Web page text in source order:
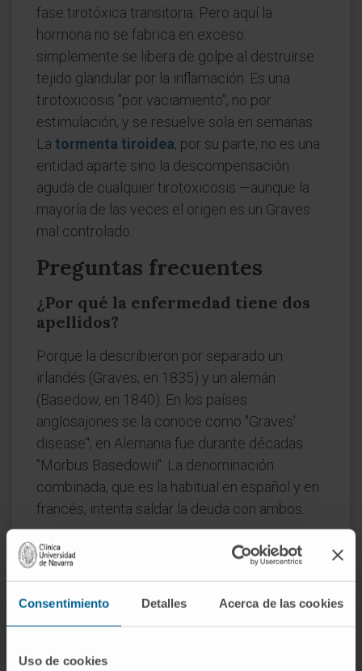
Consentimiento Detalles Acerca de las cookies
Uso de cookies
fase tirotóxica transitoria. Pero aquí la
hormona no se fabrica en exceso:
simplemente se libera de golpe al destruirse
tejido glandular por la inflamación. Es una
tirotoxicosis "por vaciamiento", no por
estimulación, y se resuelve sola en semanas.
La tormenta tiroidea, por su parte, no es una
entidad aparte sino la descompensación
aguda de cualquier tirotoxicosis —aunque la
mayoría de las veces el origen es un Graves
mal controlado.
Preguntas frecuentes
¿Por qué la enfermedad tiene dos
apellidos?
Porque la describieron por separado un
irlandés (Graves, en 1835) y un alemán
(Basedow, en 1840). En los países
anglosajones se la conoce como "Graves'
disease"; en Alemania fue durante décadas
"Morbus Basedowii". La denominación
combinada, que es la habitual en español y en
francés, intenta saldar la deuda con ambos.
¿Es lo mismo enfermedad de
Graves-Basedow que
hipertiroidismo?
tóxicos, tiroiditis, exceso de yodo exógeno.